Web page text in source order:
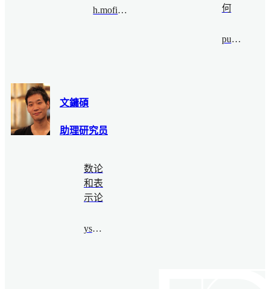
h.mofidi@bimsa.cn
何
puskar@bimsa.cn
文鏞碩
助理研究员
数论
和表
示论
ysmoon@bimsa.cn